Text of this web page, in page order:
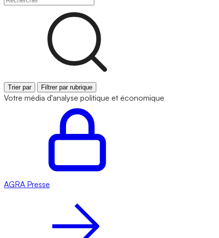
Trier par Filtrer par rubrique
Votre média d'analyse politique et économique
AGRA Presse